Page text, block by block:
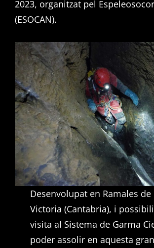
2023, organitzat pel
(ESOCAN).
Desenvolupat en Ramales de
Victoria (Cantabria), i
visita al Sistema de Garma
poder assolir en aquesta